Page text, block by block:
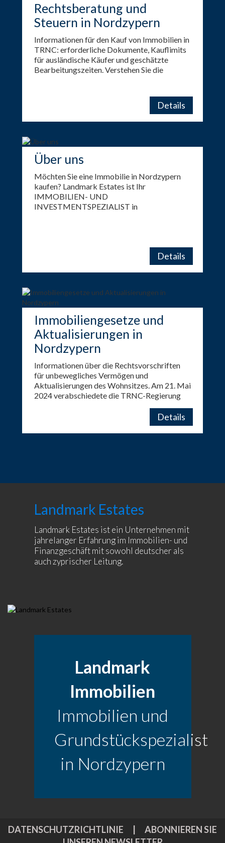
Rechtsberatung und
Steuern in Nordzypern
Informationen für den Kauf von Immobilien in
TRNC: erforderliche Dokumente, Kauflimits
für ausländische Käufer und geschätzte
Bearbeitungszeiten. Verstehen Sie die
Details
Über uns
Möchten Sie eine Immobilie in Nordzypern
kaufen? Landmark Estates ist Ihr
IMMOBILIEN- UND
INVESTMENTSPEZIALIST in
Details
Immobiliengesetze und
Aktualisierungen in
Nordzypern
Informationen über die Rechtsvorschriften
für unbewegliches Vermögen und
Aktualisierungen des Wohnsitzes. Am 21. Mai
2024 verabschiedete die TRNC-Regierung
Immobilien in Nordzypern betrifft. Das
Gesetz betrifft sowohl neue Käufer, die in
Zukunft eine Immobilie erwerben wollen, als
Bestimmungen des Gesetzes:
Details
Landmark Estates
Landmark Estates ist ein Unternehmen mit
jahrelanger Erfahrung im Immobilien- und
Finanzgeschäft mit sowohl deutscher als
auch zyprischer Leitung.
Landmark
Immobilien
Immobilien und
Grundstückspezialist
in Nordzypern
DATENSCHUTZRICHTLINIE
ABONNIEREN SIE